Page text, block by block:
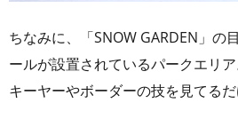
ちなみに、「SNOW GARDEN」の
ールが設置されているパークエリ
キーヤーやボーダーの技を見てる